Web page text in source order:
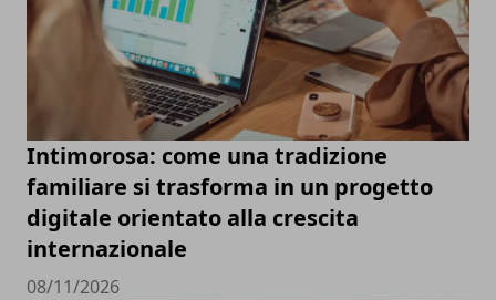
Intimorosa: come una tradizione
familiare si trasforma in un progetto
digitale orientato alla crescita
internazionale
08/11/2026